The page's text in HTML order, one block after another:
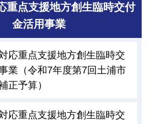
重点支援地方創生臨時交付
金活用事業
応重点支援地方創生臨時交
業（令和7年度第7回土浦市
正予算）
応重点支援地方創生臨時交